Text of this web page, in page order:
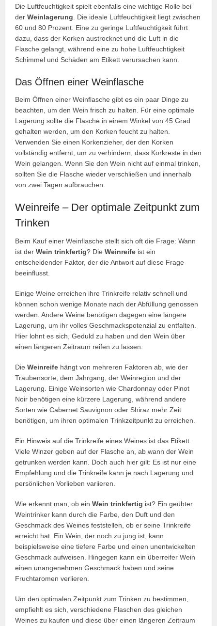
Die Luftfeuchtigkeit spielt ebenfalls eine wichtige Rolle bei
derWeinlagerung. Die ideale Luftfeuchtigkeit liegt zwischen
60 und 80 Prozent. Eine zu geringe Luftfeuchtigkeit führt
dazu, dass der Korken austrocknet und die Luft in die
Flasche gelangt, während eine zu hohe Luftfeuchtigkeit
Schimmel und Schäden am Etikett verursachen kann.
Das Öffnen einer Weinflasche
Beim Öffnen einer Weinflasche gibt es ein paar Dinge zu
beachten, um den Wein frisch zu halten. Für eine optimale
Lagerung sollte die Flasche in einem Winkel von 45 Grad
gehalten werden, um den Korken feucht zu halten.
Verwenden Sie einen Korkenzieher, der den Korken
vollständig entfernt, um zu verhindern, dass Korkreste in den
Wein gelangen. Wenn Sie den Wein nicht auf einmal trinken,
sollten Sie die Flasche wieder verschließen und innerhalb
von zwei Tagen aufbrauchen.
Weinreife – Der optimale Zeitpunkt zum
Trinken
Beim Kauf einer Weinflasche stellt sich oft die Frage: Wann
ist derWein trinkfertig? DieWeinreife ist ein
entscheidender Faktor, der die Antwort auf diese Frage
beeinflusst.
Einige Weine erreichen ihre Trinkreife relativ schnell und
können schon wenige Monate nach der Abfüllung genossen
werden. Andere Weine benötigen dagegen eine längere
Lagerung, um ihr volles Geschmackspotenzial zu entfalten.
Hier lohnt es sich, Geduld zu haben und den Wein über
einen längeren Zeitraum reifen zu lassen.
DieWeinreife hängt von mehreren Faktoren ab, wie der
Traubensorte, dem Jahrgang, der Weinregion und der
Lagerung. Einige Weinsorten wie Chardonnay oder Pinot
Noir benötigen eine kürzere Lagerung, während andere
Sorten wie Cabernet Sauvignon oder Shiraz mehr Zeit
benötigen, um ihren optimalen Trinkzeitpunkt zu erreichen.
Ein Hinweis auf die Trinkreife eines Weines ist das Etikett.
Viele Winzer geben auf der Flasche an, ab wann der Wein
getrunken werden kann. Doch auch hier gilt: Es ist nur eine
Empfehlung und die Trinkreife kann je nach Lagerung und
persönlichen Vorlieben variieren.
Wie erkennt man, ob einWein trinkfertig ist? Ein geübter
Weintrinker kann durch die Farbe, den Duft und den
Geschmack des Weines feststellen, ob er seine Trinkreife
erreicht hat. Ein Wein, der noch zu jung ist, kann
beispielsweise eine tiefere Farbe und einen unentwickelten
Geschmack aufweisen. Hingegen kann ein überreifer Wein
einen unangenehmen Geschmack haben und seine
Fruchtaromen verlieren.
Um den optimalen Zeitpunkt zum Trinken zu bestimmen,
empfiehlt es sich, verschiedene Flaschen des gleichen
Weines zu kaufen und diese über einen längeren Zeitraum